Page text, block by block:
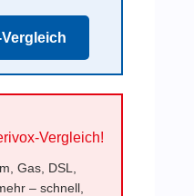
Vergleich!
Gas, DSL,
– schnell,